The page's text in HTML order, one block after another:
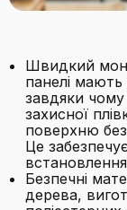
Швидкий
панелі
завдяки чому
захисної
поверхню
Це
Безпечні
дерева,